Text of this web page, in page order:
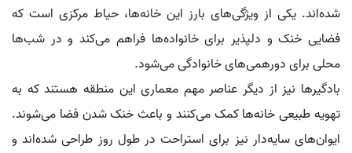
شده‌اند. یکی از ویژگی‌های بارز این خانه‌ها، حیاط مرکزی است که
فضایی خنک و دلپذیر برای خانواده‌ها فراهم می‌کند و در شب‌ها
محلی برای دورهمی‌های خانوادگی می‌شود.
بادگیرها نیز از دیگر عناصر مهم معماری این منطقه هستند که به
تهویه طبیعی خانه‌ها کمک می‌کنند و باعث خنک شدن فضا می‌شوند.
ایوان‌های سایه‌دار نیز برای استراحت در طول روز طراحی شده‌اند و